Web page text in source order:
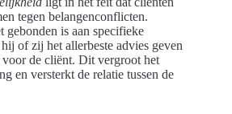
tegen belangenconflicten.
gebonden is aan specifieke
of zij het allerbeste advies geven
de cliënt. Dit vergroot het
en versterkt de relatie tussen de